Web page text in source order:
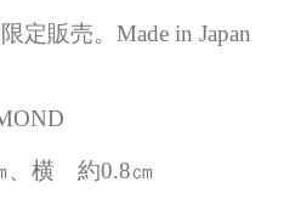
定販売。Made in Japan
、横 約0.8㎝